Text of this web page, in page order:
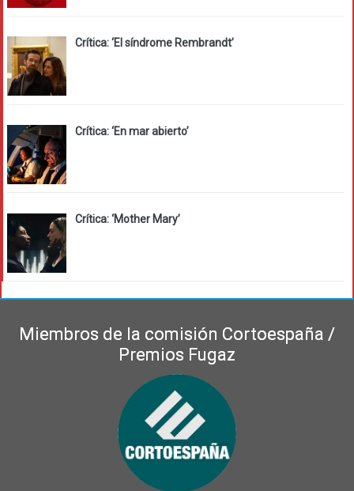
Crítica: ‘El síndrome Rembrandt’
Crítica: ‘En mar abierto’
Crítica: ‘Mother Mary’
Miembros de la comisión Cortoespaña /
Premios Fugaz